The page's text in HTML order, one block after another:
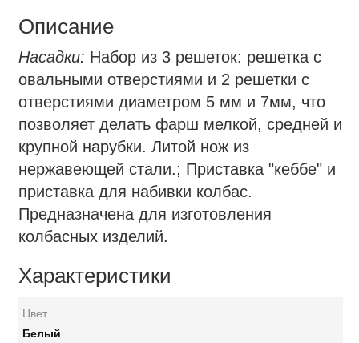
Описание
Насадки: Набор из 3 решеток: решетка с
овальными отверстиями и 2 решетки с
отверстиями диаметром 5 мм и 7мм, что
позволяет делать фарш мелкой, средней и
крупной нарубки. Литой нож из
нержавеющей стали.; Приставка "кеббе" и
приставка для набивки колбас.
Предназначена для изготовления
колбасных изделий.
Характеристики
Цвет
Белый